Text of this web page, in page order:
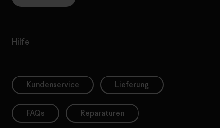
Hilfe
Kundenservice Lieferung
FAQs Reparaturen